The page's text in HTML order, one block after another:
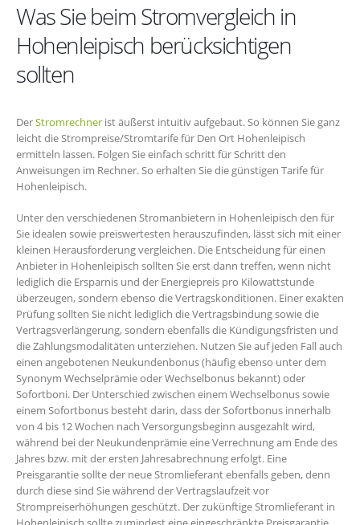
Was Sie beim Stromvergleich in
Hohenleipisch berücksichtigen
sollten
DerStromrechner ist äußerst intuitiv aufgebaut. So können Sie ganz
leicht die Strompreise/Stromtarife für Den Ort Hohenleipisch
ermitteln lassen. Folgen Sie einfach schritt für Schritt den
Anweisungen im Rechner. So erhalten Sie die günstigen Tarife für
Hohenleipisch.
Unter den verschiedenen Stromanbietern in Hohenleipisch den für
Sie idealen sowie preiswertesten herauszufinden, lässt sich mit einer
kleinen Herausforderung vergleichen. Die Entscheidung für einen
Anbieter in Hohenleipisch sollten Sie erst dann treffen, wenn nicht
lediglich die Ersparnis und der Energiepreis pro Kilowattstunde
überzeugen, sondern ebenso die Vertragskonditionen. Einer exakten
Prüfung sollten Sie nicht lediglich die Vertragsbindung sowie die
Vertragsverlängerung, sondern ebenfalls die Kündigungsfristen und
die Zahlungsmodalitäten unterziehen. Nutzen Sie auf jeden Fall auch
einen angebotenen Neukundenbonus (häufig ebenso unter dem
Synonym Wechselprämie oder Wechselbonus bekannt) oder
Sofortboni. Der Unterschied zwischen einem Wechselbonus sowie
einem Sofortbonus besteht darin, dass der Sofortbonus innerhalb
von 4 bis 12 Wochen nach Versorgungsbeginn ausgezahlt wird,
während bei der Neukundenprämie eine Verrechnung am Ende des
Jahres bzw. mit der ersten Jahresabrechnung erfolgt. Eine
Preisgarantie sollte der neue Stromlieferant ebenfalls geben, denn
durch diese sind Sie während der Vertragslaufzeit vor
Strompreiserhöhungen geschützt. Der zukünftige Stromlieferant in